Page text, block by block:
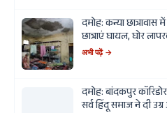
दमोह: कन्या छात्रावास
छात्राएं घायल, घोर
अभी पढ़ें →
दमोह: बांदकपुर
सर्व हिंदू समाज ने दी